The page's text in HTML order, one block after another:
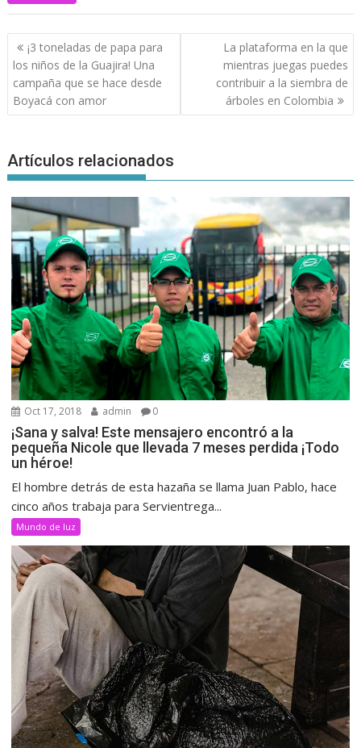
Navegación
de
entradas
¡3 toneladas de papa para
los niños de la Guajira! Una
campaña que se hace desde
Boyacá con amor
La plataforma en la que
mientras juegas puedes
contribuir a la siembra de
árboles en Colombia
Artículos relacionados
Oct 17, 2018 admin 0
¡Sana y salva! Este mensajero encontró a la
pequeña Nicole que llevada 7 meses perdida ¡Todo
un héroe!
El hombre detrás de esta hazaña se llama Juan Pablo, hace
cinco años trabaja para Servientrega...
Mundo de luz